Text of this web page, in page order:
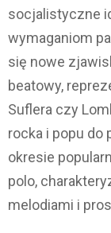
socjalistyczne
wymaganiom
się nowe
beatowy,
Suflera czy
rocka i popu do
okresie
polo,
melodiami i